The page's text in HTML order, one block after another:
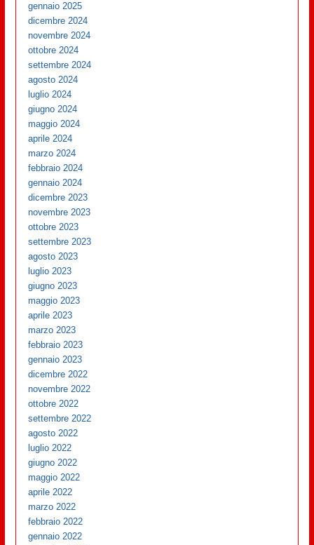
gennaio 2025
dicembre 2024
novembre 2024
ottobre 2024
settembre 2024
agosto 2024
luglio 2024
giugno 2024
maggio 2024
aprile 2024
marzo 2024
febbraio 2024
gennaio 2024
dicembre 2023
novembre 2023
ottobre 2023
settembre 2023
agosto 2023
luglio 2023
giugno 2023
maggio 2023
aprile 2023
marzo 2023
febbraio 2023
gennaio 2023
dicembre 2022
novembre 2022
ottobre 2022
settembre 2022
agosto 2022
luglio 2022
giugno 2022
maggio 2022
aprile 2022
marzo 2022
febbraio 2022
gennaio 2022